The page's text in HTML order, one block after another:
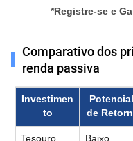
*Registre-se e
Comparativo dos
renda passiva
Investimen
to
Potencial
de
Tesouro
Baixo